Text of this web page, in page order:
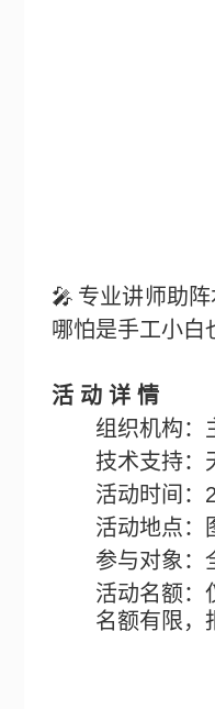
🎤 专业讲师助
哪怕是手工小白
活 动 详 情
组织机构：
技术支持：
活动时间：
活动地点：
参与对象：
活动名额：
名额有限，